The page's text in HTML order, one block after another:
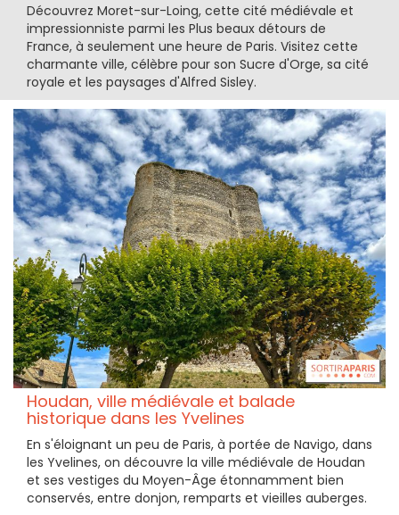
Découvrez Moret-sur-Loing, cette cité médiévale et
impressionniste parmi les Plus beaux détours de
France, à seulement une heure de Paris. Visitez cette
charmante ville, célèbre pour son Sucre d'Orge, sa cité
royale et les paysages d'Alfred Sisley.
Houdan, ville médiévale et balade
historique dans les Yvelines
En s'éloignant un peu de Paris, à portée de Navigo, dans
les Yvelines, on découvre la ville médiévale de Houdan
et ses vestiges du Moyen-Âge étonnamment bien
conservés, entre donjon, remparts et vieilles auberges.